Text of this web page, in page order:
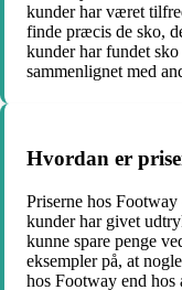
kunder har været
finde præcis de sko,
kunder har fundet
sammenlignet med
Hvordan er
Priserne hos
kunder har givet
kunne spare penge
eksempler på, at
hos Footway end hos